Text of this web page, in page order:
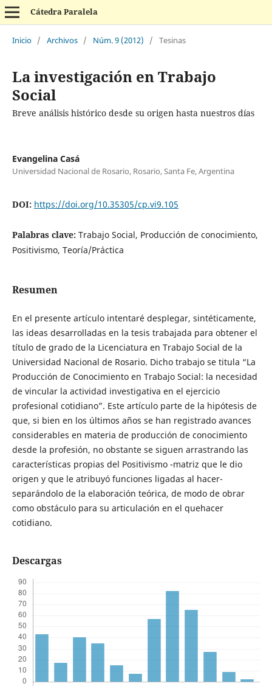
Cátedra Paralela
Inicio / Archivos / Núm. 9 (2012) / Tesinas
La investigación en Trabajo
Social
Breve análisis histórico desde su origen hasta nuestros días
Evangelina Casá
Universidad Nacional de Rosario, Rosario, Santa Fe, Argentina
DOI: https://doi.org/10.35305/cp.vi9.105
Palabras clave: Trabajo Social, Producción de conocimiento,
Positivismo, Teoría/Práctica
Resumen
En el presente artículo intentaré desplegar, sintéticamente,
las ideas desarrolladas en la tesis trabajada para obtener el
título de grado de la Licenciatura en Trabajo Social de la
Universidad Nacional de Rosario. Dicho trabajo se titula “La
Producción de Conocimiento en Trabajo Social: la necesidad
de vincular la actividad investigativa en el ejercicio
profesional cotidiano”. Este artículo parte de la hipótesis de
que, si bien en los últimos años se han registrado avances
considerables en materia de producción de conocimiento
desde la profesión, no obstante se siguen arrastrando las
características propias del Positivismo -matriz que le dio
origen y que le atribuyó funciones ligadas al hacer-
separándolo de la elaboración teórica, de modo de obrar
como obstáculo para su articulación en el quehacer
cotidiano.
Descargas